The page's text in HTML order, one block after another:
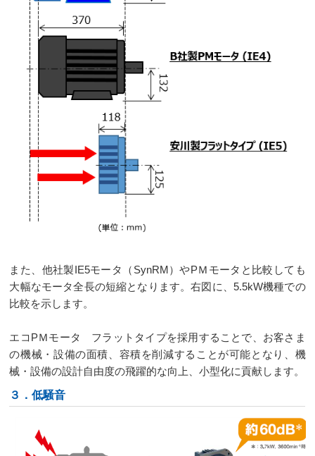
また、他社製IE5モータ（SynRM）やPＭモータと比較しても
大幅なモータ全長の短縮となります。右図に、5.5kW機種での
比較を示します。
エコPＭモータ フラットタイプを採用することで、お客さま
の機械・設備の面積、容積を削減することが可能となり、機
械・設備の設計自由度の飛躍的な向上、小型化に貢献します。
３．低騒音